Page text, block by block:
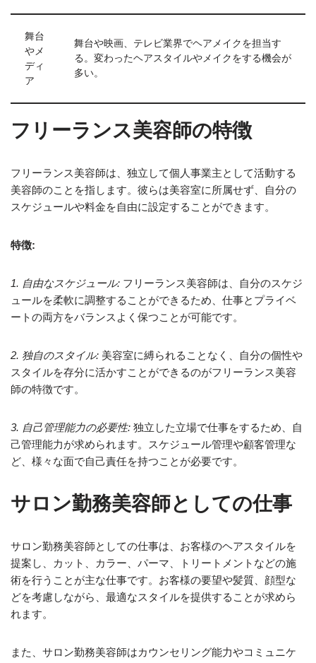
舞台
やメ
ディ
ア
舞台や映画、テレビ業界でヘアメイクを担当す
る。変わったヘアスタイルやメイクをする機会が
多い。
フリーランス美容師の特徴
フリーランス美容師は、独立して個人事業主として活動する
美容師のことを指します。彼らは美容室に所属せず、自分の
スケジュールや料金を自由に設定することができます。
特徴:
1. 自由なスケジュール: フリーランス美容師は、自分のスケジ
ュールを柔軟に調整することができるため、仕事とプライベ
ートの両方をバランスよく保つことが可能です。
2. 独自のスタイル: 美容室に縛られることなく、自分の個性や
スタイルを存分に活かすことができるのがフリーランス美容
師の特徴です。
3. 自己管理能力の必要性: 独立した立場で仕事をするため、自
己管理能力が求められます。スケジュール管理や顧客管理な
ど、様々な面で自己責任を持つことが必要です。
サロン勤務美容師としての仕事
サロン勤務美容師としての仕事は、お客様のヘアスタイルを
提案し、カット、カラー、パーマ、トリートメントなどの施
術を行うことが主な仕事です。お客様の要望や髪質、顔型な
どを考慮しながら、最適なスタイルを提供することが求めら
れます。
また、サロン勤務美容師はカウンセリング能力やコミュニケ